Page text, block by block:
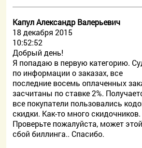
Капул Александр Валерьевич
18 декабря 2015
10:52:52
Добрый день!
Я попадаю в первую категорию.
по информации о заказах, все
последние восемь оплаченных
засчитаны по ставке 2%.
все покупатели пользовались
скидки. Как-то много скидочников.
Проверьте пожалуйста, может этой
сбой биллинга.. Спасибо.